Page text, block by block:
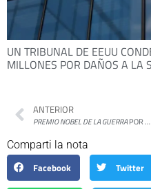
UN TRIBUNAL DE EEUU
MILLONES POR DAÑOS A LA
ANTERIOR
PREMIO NOBEL DE LA GUERRAPOR MARTÍN GAMBAROTTA
Comparti la nota
Facebook
Twitter